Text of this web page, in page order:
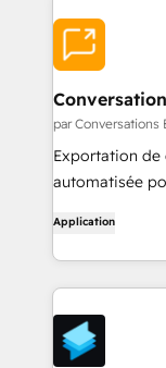
par Conversations
Exportation de
automatisée
Application